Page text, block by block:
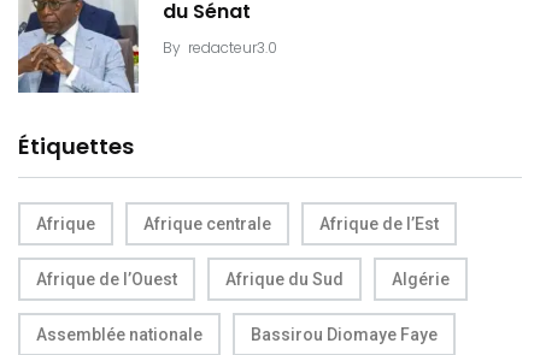
du Sénat
By redacteur3.0
Étiquettes
Afrique Afrique centrale Afrique de l’Est
Afrique de l’Ouest Afrique du Sud Algérie
Assemblée nationale Bassirou Diomaye Faye